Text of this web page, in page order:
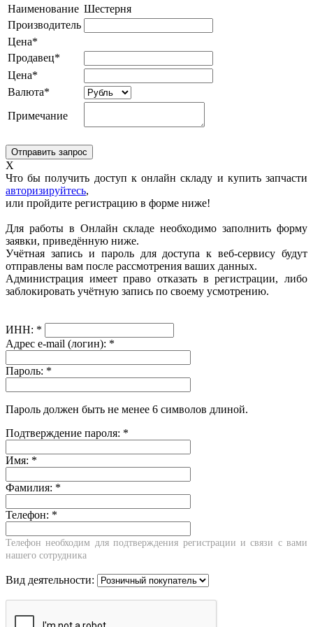
Наименование Шестерня
Производитель
Цена*
Продавец*
Цена*
Валюта*
Примечание
X
Что бы получить доступ к онлайн складу и купить запчасти
авторизируйтесь,
или пройдите регистрацию в форме ниже!
Для работы в Онлайн складе необходимо заполнить форму
заявки, приведённую ниже.
Учётная запись и пароль для доступа к веб-сервису будут
отправлены вам после рассмотрения ваших данных.
Администрация имеет право отказать в регистрации, либо
заблокировать учётную запись по своему усмотрению.
ИНН: *
Адрес e-mail (логин): *
Пароль: *
Пароль должен быть не менее 6 символов длиной.
Подтверждение пароля: *
Имя: *
Фамилия: *
Телефон: *
Телефон необходим для подтверждения регистрации и связи с вами
нашего сотрудника
Вид деятельности: